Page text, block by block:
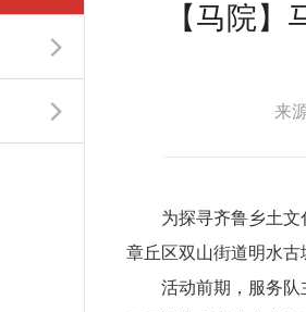
【马院
来
为探寻齐鲁乡土文化
章丘区双山街道明水古
活动前期，服务队主